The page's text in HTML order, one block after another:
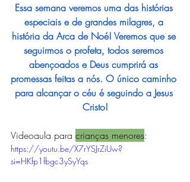
Essa semana veremos uma das histórias
especiais e de grandes milagres, a
história da Arca de Noé! Veremos que se
seguirmos o profeta, todos seremos
abençoados e Deus cumprirá as
promessas feitas a nós. O único caminho
para alcançar o céu é seguindo a Jesus
Cristo!
Videoaula para crianças menores:
https://youtu.be/X7rYSJrZiUw?
si=HKfp1fbgc3ySyYqs